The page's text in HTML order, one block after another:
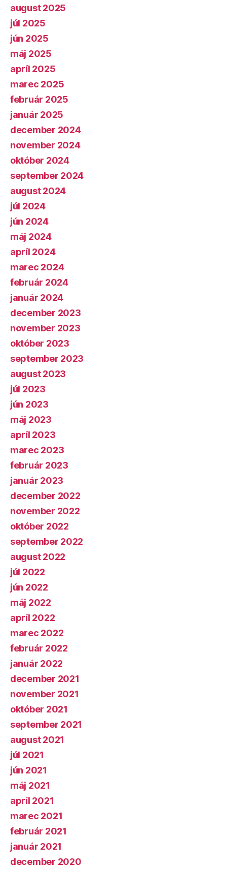
august 2025
júl 2025
jún 2025
máj 2025
apríl 2025
marec 2025
február 2025
január 2025
december 2024
november 2024
október 2024
september 2024
august 2024
júl 2024
jún 2024
máj 2024
apríl 2024
marec 2024
február 2024
január 2024
december 2023
november 2023
október 2023
september 2023
august 2023
júl 2023
jún 2023
máj 2023
apríl 2023
marec 2023
február 2023
január 2023
december 2022
november 2022
október 2022
september 2022
august 2022
júl 2022
jún 2022
máj 2022
apríl 2022
marec 2022
február 2022
január 2022
december 2021
november 2021
október 2021
september 2021
august 2021
júl 2021
jún 2021
máj 2021
apríl 2021
marec 2021
február 2021
január 2021
december 2020